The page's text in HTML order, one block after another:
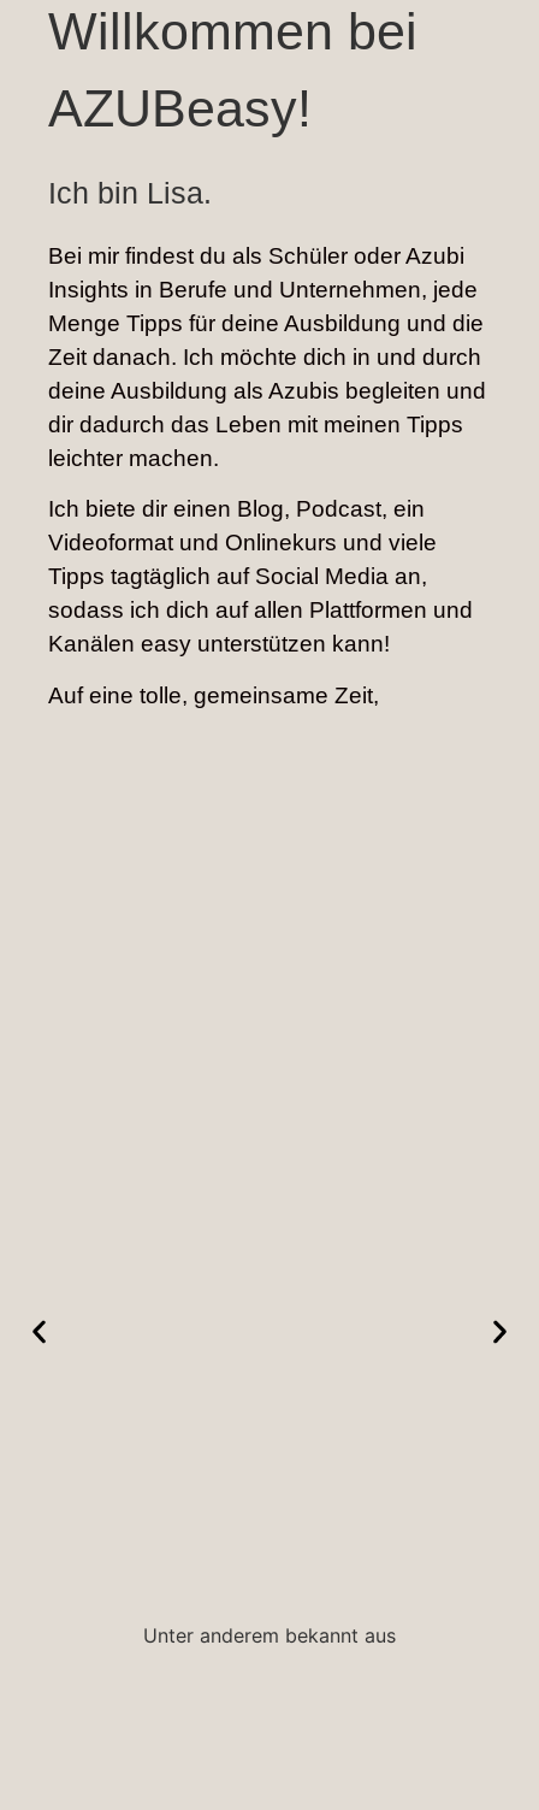
Willkommen bei
AZUBeasy!
Ich bin Lisa.
Bei mir findest du als Schüler oder Azubi
Insights in Berufe und Unternehmen, jede
Menge Tipps für deine Ausbildung und die
Zeit danach. Ich möchte dich in und durch
deine Ausbildung als Azubis begleiten und
dir dadurch das Leben mit meinen Tipps
leichter machen.
Ich biete dir einen Blog, Podcast, ein
Videoformat und Onlinekurs und viele
Tipps tagtäglich auf Social Media an,
sodass ich dich auf allen Plattformen und
Kanälen easy unterstützen kann!
Auf eine tolle, gemeinsame Zeit,
BLOG
Unter anderem bekannt aus